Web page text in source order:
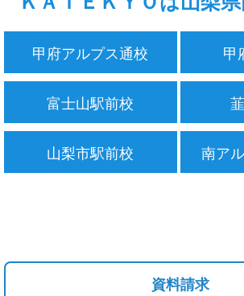
甲府アルプス通校 甲
富士山駅前校
山梨市駅前校 南ア
資料請求